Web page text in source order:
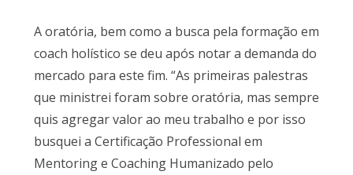
A oratória, bem como a busca pela formação em
coach holístico se deu após notar a demanda do
mercado para este fim. “As primeiras palestras
que ministrei foram sobre oratória, mas sempre
quis agregar valor ao meu trabalho e por isso
busquei a Certificação Professional em
Mentoring e Coaching Humanizado pelo